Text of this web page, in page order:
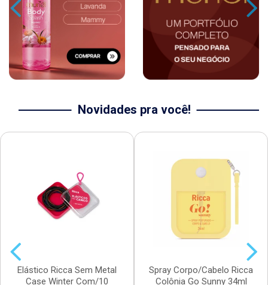
Novidades pra você!
Elástico Ricca Sem Metal
Case Winter Com/10
Spray Corpo/Cabelo Ricca
Colônia Go Sunny 34ml